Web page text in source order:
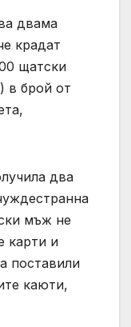
двама
крадат
щатски
в брой от
два
мъж не
карти и
поставили
каюти,